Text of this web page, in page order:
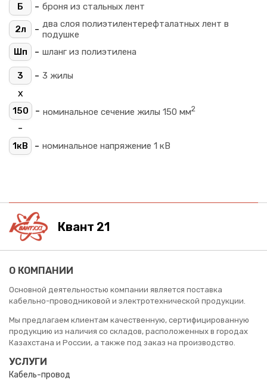
Б
- броня из стальных лент
2л - два слоя полиэтилентерефталатных лент в
подушке
Шп
- шланг из полиэтилена
3 - 3 жилы
х
150 - номинальное сечение жилы 150 мм2
-
1кВ - номинальное напряжение 1 кВ
Квант 21
О КОМПАНИИ
Основной деятельностью компании является поставка
кабельно-проводниковой и электротехнической продукции.
Мы предлагаем клиентам качественную, сертифицированную
продукцию из наличия со складов, расположенных в городах
Казахстана и России, а также под заказ на производство.
УСЛУГИ
Кабель-провод